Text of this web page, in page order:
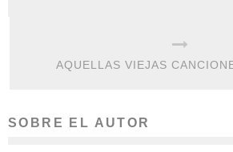
AQUELLAS VIEJAS
SOBRE EL AUTOR